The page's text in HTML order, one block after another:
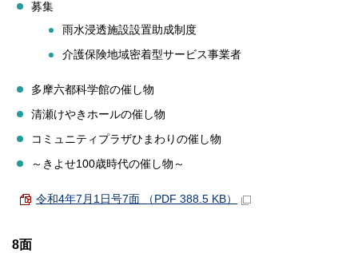
募集
雨水浸透施設設置助成制度
介護保険地域密着型サービス事業者
多摩六都科学館の催し物
清瀬けやきホールの催し物
コミュニティプラザひまわりの催し物
～きよせ100歳時代の催し物～
令和4年7月1日号7面 （PDF 388.5 KB）
8面